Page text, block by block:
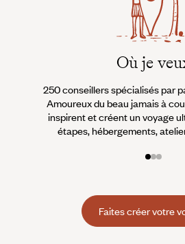
Où je
250 conseillers spécialisés par
Amoureux du beau jamais à
inspirent et créent un voyage
étapes, hébergements,
Faites créer votre